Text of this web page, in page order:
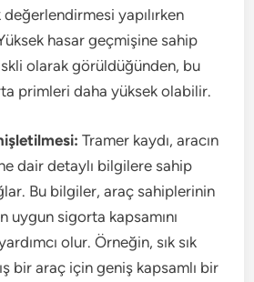
yapılırken
hasar geçmişine sahip
olarak görüldüğünden, bu
primleri daha yüksek olabilir.
Tramer kaydı, aracın
dair detaylı bilgilere sahip
Bu bilgiler, araç sahiplerinin
uygun sigorta kapsamını
olur. Örneğin, sık sık
bir araç için geniş kapsamlı bir